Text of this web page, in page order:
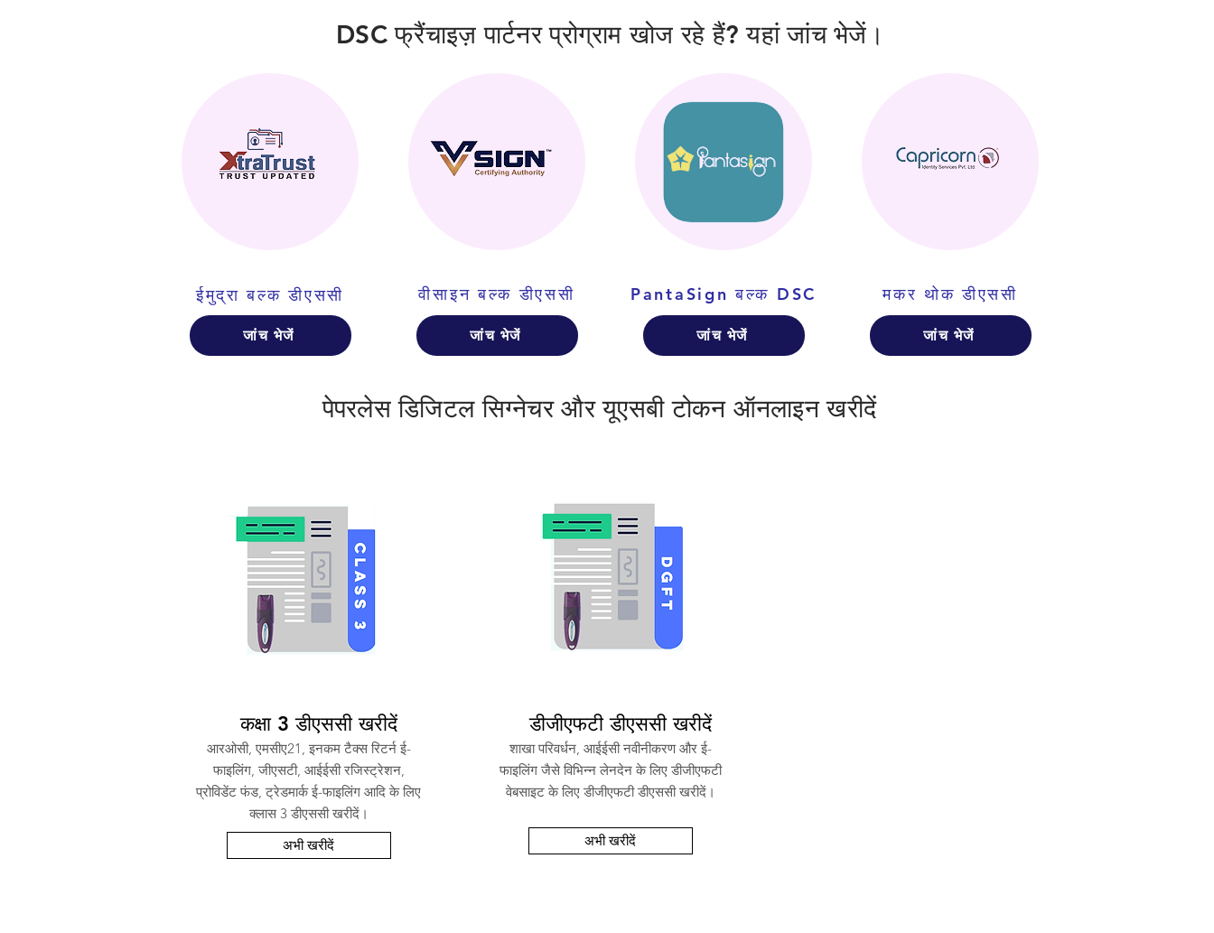
DSC फ्रैंचाइज़ पार्टनर प्रोग्राम खोज रहे हैं? यहां जांच भेजें।
ईमुद्रा बल्क डीएससी
जांच भेजें
वीसाइन बल्क डीएससी
जांच भेजें
PantaSign बल्क DSC
जांच भेजें
मकर थोक डीएससी
जांच भेजें
पेपरलेस डिजिटल सिग्नेचर और यूएसबी टोकन ऑनलाइन खरीदें
कक्षा 3 डीएससी खरीदें
आरओसी, एमसीए21, इनकम टैक्स रिटर्न ई-
फाइलिंग, जीएसटी, आईईसी रजिस्ट्रेशन,
प्रोविडेंट फंड, ट्रेडमार्क ई-फाइलिंग आदि के लिए
क्लास 3 डीएससी खरीदें।
अभी खरीदें
डीजीएफटी डीएससी खरीदें
शाखा परिवर्धन, आईईसी नवीनीकरण और ई-
फाइलिंग जैसे विभिन्न लेनदेन के लिए डीजीएफटी
वेबसाइट के लिए डीजीएफटी डीएससी खरीदें।
अभी खरीदें